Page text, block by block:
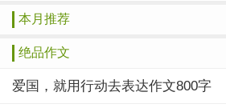
本月推荐
绝品作文
爱国，就用行动去表达作文800字